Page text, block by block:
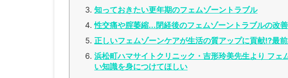
知っておきたい更年期のフェムゾーントラブル
性交痛や腟萎縮...閉経後のフェムゾーントラブルの改
正しいフェムゾーンケアが生活の質アップに貢献!?最
浜松町ハマサイトクリニック・吉形玲美先生より フェ
い知識を身につけてほしい